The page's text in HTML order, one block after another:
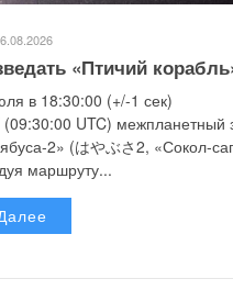
«Птичий
в 18:30:00 (+/-1 сек)
(09:30:00 UTC) межпланетный
2» (はやぶさ2, «Сокол-
маршруту...